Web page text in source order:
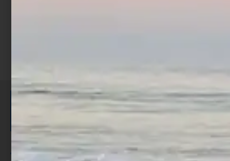
ISCRIVITI E RICEVI 3,50€ DI
SCONTO >
Per ogni acquisto accumuli ulteriori